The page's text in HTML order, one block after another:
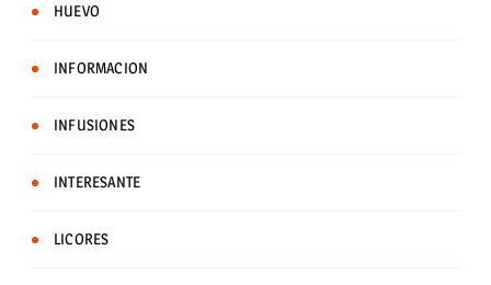
HUEVO
INFORMACION
INFUSIONES
INTERESANTE
LICORES